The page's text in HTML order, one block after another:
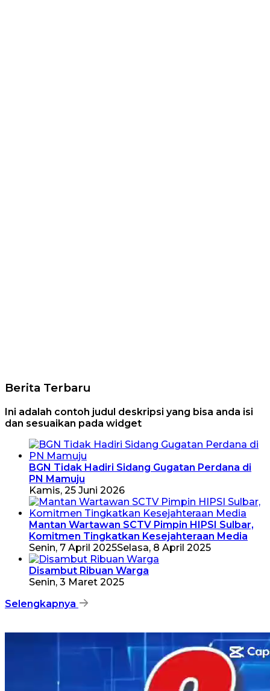
Berita Terbaru
Ini adalah contoh judul deskripsi yang bisa anda isi
dan sesuaikan pada widget
BGN Tidak Hadiri Sidang Gugatan Perdana di
PN Mamuju
Kamis, 25 Juni 2026
Mantan Wartawan SCTV Pimpin HIPSI Sulbar,
Komitmen Tingkatkan Kesejahteraan Media
Senin, 7 April 2025Selasa, 8 April 2025
Disambut Ribuan Warga
Senin, 3 Maret 2025
Selengkapnya